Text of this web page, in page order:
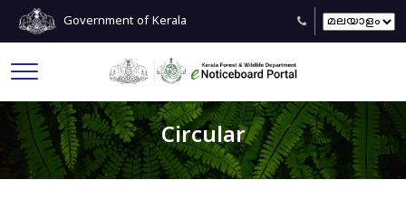
Government of Kerala
Circular